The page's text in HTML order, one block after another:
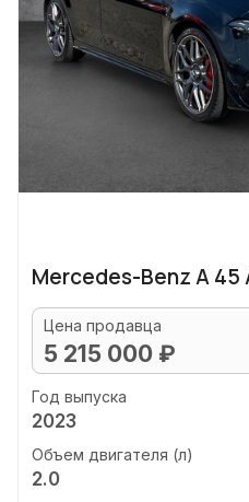
Mercedes-Benz A 45
Цена продавца
5 215 000 ₽
Год выпуска
2023
Объем двигателя (л)
2.0